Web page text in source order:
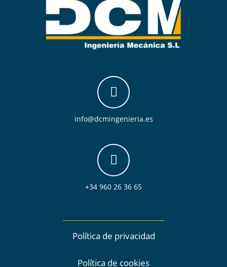
info@dcmingenieria.es
+34 960 26 36 65
Política de privacidad
Política de cookies